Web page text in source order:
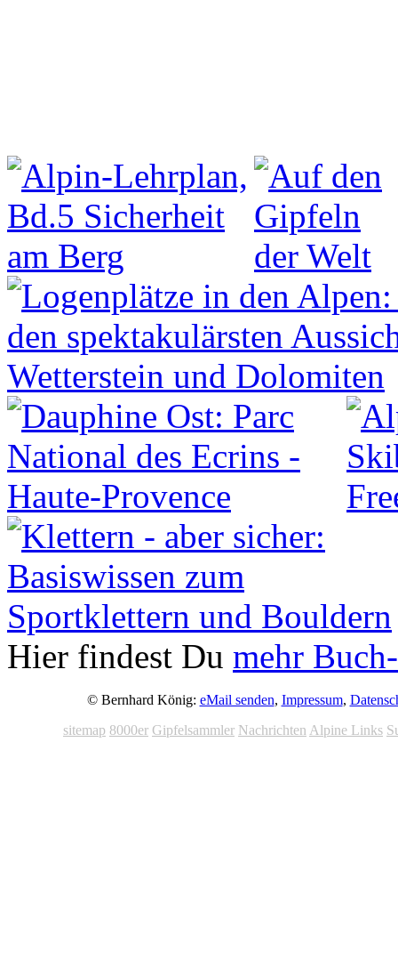
Hier findest Du mehr
© Bernhard König: eMail senden, Impressum,
sitemap 8000er Gipfelsammler Nachrichten Alpine Links